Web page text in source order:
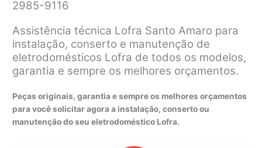
2985-9116
Assistência técnica Lofra Santo Amaro para
instalação, conserto e manutenção de
eletrodomésticos Lofra de todos os modelos,
garantia e sempre os melhores orçamentos.
Peças originais, garantia e sempre os melhores orçamentos
para você solicitar agora a instalação, conserto ou
manutenção do seu eletrodoméstico Lofra.